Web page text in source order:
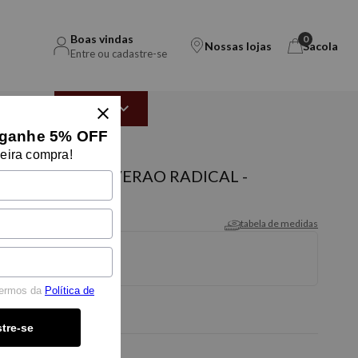
Boas vindas
Entre ou cadastre-se
Nossas lojas
0
Sacola
OUTLET
200 FIOS VERAO RADICAL -
tabela de medidas
5% OFF
compra!
da Política de
se